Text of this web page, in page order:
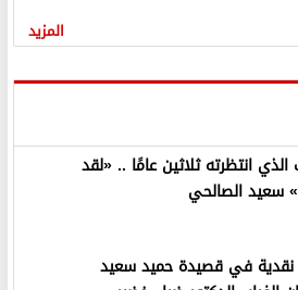
المزيد
الذي انتظرته ثلاثين عامًا .. «لقد
سعيد الصالحي
نقدية في قصيدة حميد سعيد